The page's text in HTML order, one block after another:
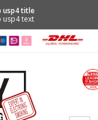
usp4 title
usp4 text